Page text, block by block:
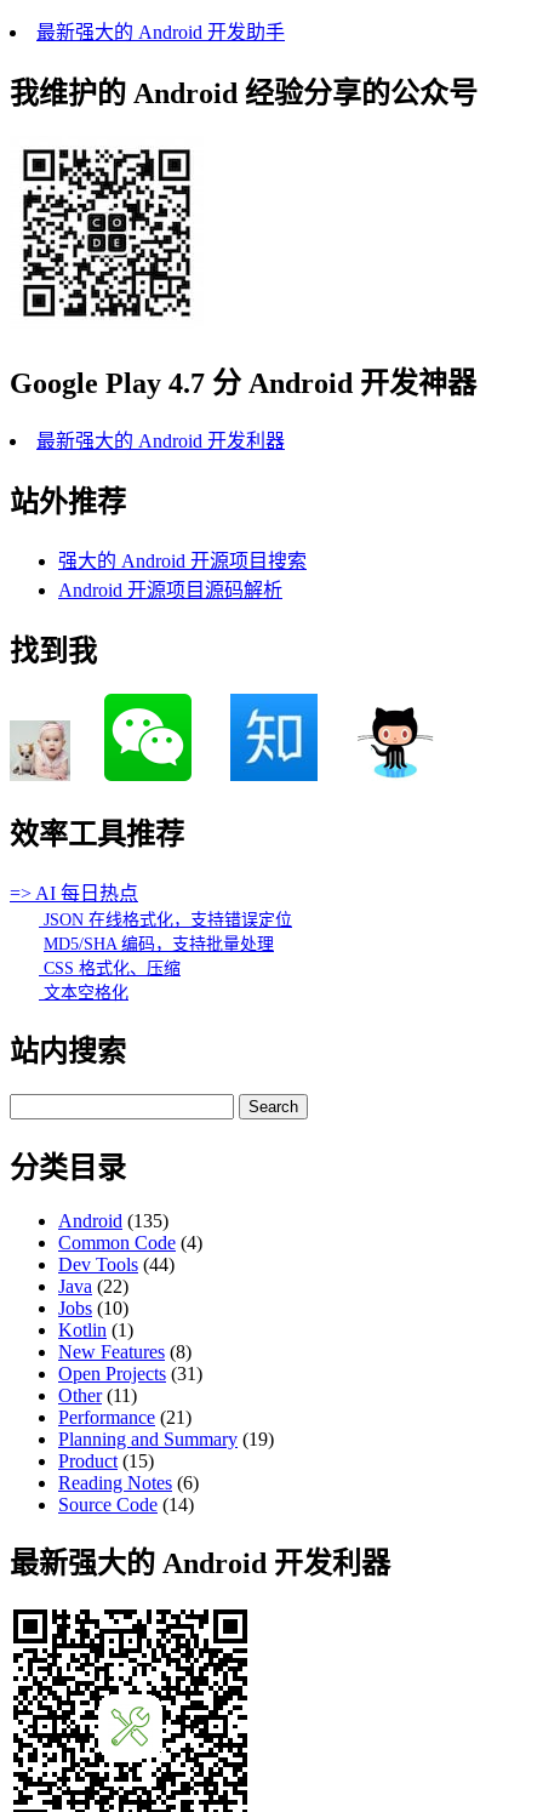
最新强大的 Android 开发助手
我维护的 Android 经验分享的公众号
Google Play 4.7 分 Android 开发神器
最新强大的 Android 开发利器
站外推荐
强大的 Android 开源项目搜索
Android 开源项目源码解析
找到我
效率工具推荐
=> AI 每日热点
JSON 在线格式化，支持错误定位
MD5/SHA 编码，支持批量处理
CSS 格式化、压缩
文本空格化
站内搜索
for:
分类目录
Android (135)
Common Code (4)
Dev Tools (44)
Java (22)
Jobs (10)
Kotlin (1)
New Features (8)
Open Projects (31)
Other(11)
Performance (21)
Planning and Summary (19)
Product (15)
Reading Notes (6)
Source Code (14)
最新强大的 Android 开发利器